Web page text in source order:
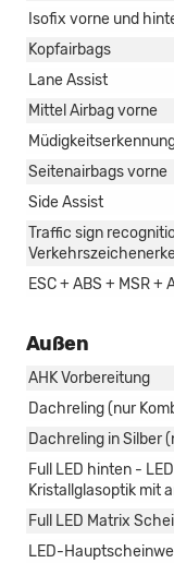
Isofix vorne und
Kopfairbags
Lane Assist
Mittel Airbag vorne
Seitenairbags vorne
Side Assist
Traffic sign
ESC + ABS + MSR +
Außen
AHK Vorbereitung
Dachreling (nur
Dachreling in Silber
Full LED hinten -
Kristallglasoptik mit
Full LED Matrix
LED-